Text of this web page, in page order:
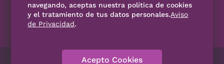
SÍGUENOS
navegando, aceptas nuestra política de cookies
y el tratamiento de tus datos personales.Aviso
de Privacidad.
Acepto Cookies